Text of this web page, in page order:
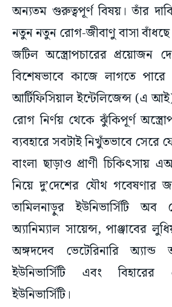
অন্যতম গুরুত্বপূর্ণ বিষয়। তাঁর
নতুন নতুন রোগ-জীবাণু বাসা
জটিল অস্ত্রোপচারের প্রয়োজন
বিশেষভাবে কাজে লাগতে পারে
আর্টিফিসিয়াল ইন্টেলিজেন্স (এ
রোগ নির্ণয় থেকে ঝুঁকিপূর্ণ
ব্যবহারে সবটাই নিখুঁতভাবে সেরে
বাংলা ছাড়াও প্রাণী চিকিৎসায়
নিয়ে দু’দেশের যৌথ গবেষণার
তামিলনাড়ুর ইউনিভার্সিটি অব
অ্যানিম্যাল সায়েন্স, পাঞ্জাবের
অঙ্গদদেব ভেটেরিনারি অ্যান্ড
ইউনিভার্সিটি এবং বিহারের
ইউনিভার্সিটি।